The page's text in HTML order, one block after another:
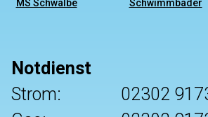
MS Schwalbe Schwimmbäder
Notdienst
Strom:
02302